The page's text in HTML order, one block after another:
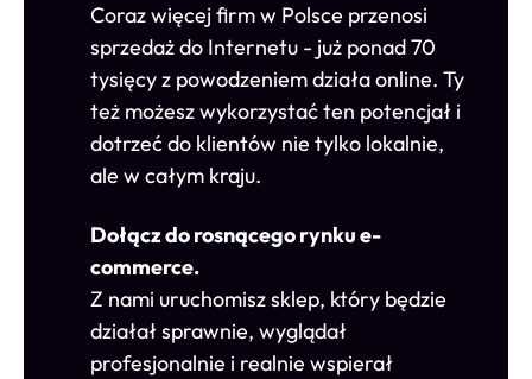
Coraz więcej firm w Polsce przenosi
sprzedaż do Internetu - już ponad 70
tysięcy z powodzeniem działa online. Ty
też możesz wykorzystać ten potencjał i
dotrzeć do klientów nie tylko lokalnie,
ale w całym kraju.
Dołącz do rosnącego rynku e-
commerce.
Z nami uruchomisz sklep, który będzie
działał sprawnie, wyglądał
profesjonalnie i realnie wspierał